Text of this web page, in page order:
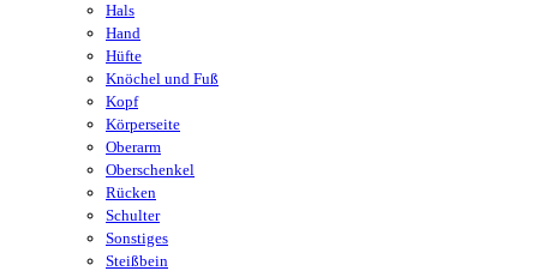
Hals
Hand
Hüfte
Knöchel und Fuß
Kopf
Körperseite
Oberarm
Oberschenkel
Rücken
Schulter
Sonstiges
Steißbein